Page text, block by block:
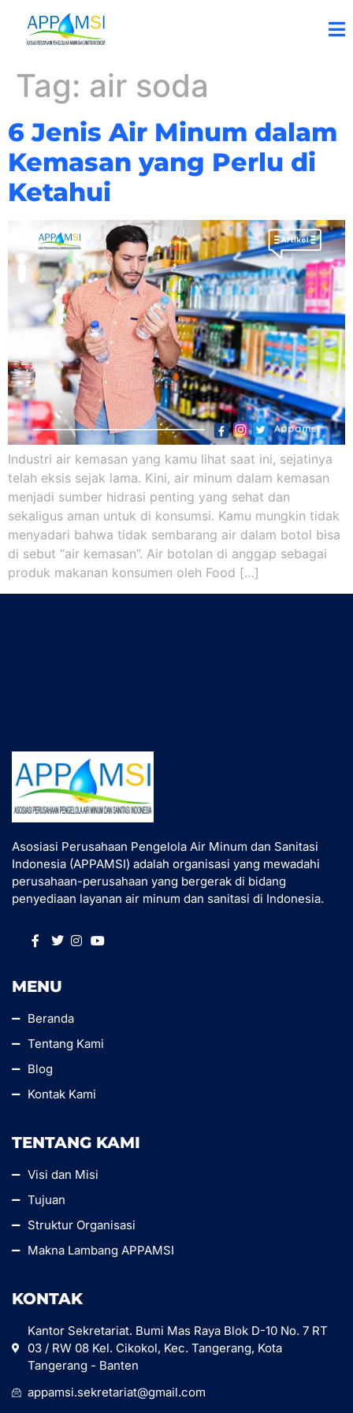
Tag: air soda
6 Jenis Air Minum dalam
Kemasan yang Perlu di
Ketahui
Industri air kemasan yang kamu lihat saat ini, sejatinya
telah eksis sejak lama. Kini, air minum dalam kemasan
menjadi sumber hidrasi penting yang sehat dan
sekaligus aman untuk di konsumsi. Kamu mungkin tidak
menyadari bahwa tidak sembarang air dalam botol bisa
di sebut “air kemasan”. Air botolan di anggap sebagai
produk makanan konsumen oleh Food […]
Asosiasi Perusahaan Pengelola Air Minum dan Sanitasi
Indonesia (APPAMSI) adalah organisasi yang mewadahi
perusahaan-perusahaan yang bergerak di bidang
penyediaan layanan air minum dan sanitasi di Indonesia.
MENU
Beranda
Tentang Kami
Blog
Kontak Kami
TENTANG KAMI
Visi dan Misi
Tujuan
Struktur Organisasi
Makna Lambang APPAMSI
KONTAK
Kantor Sekretariat. Bumi Mas Raya Blok D-10 No. 7 RT
03 / RW 08 Kel. Cikokol, Kec. Tangerang, Kota
Tangerang - Banten
appamsi.sekretariat@gmail.com